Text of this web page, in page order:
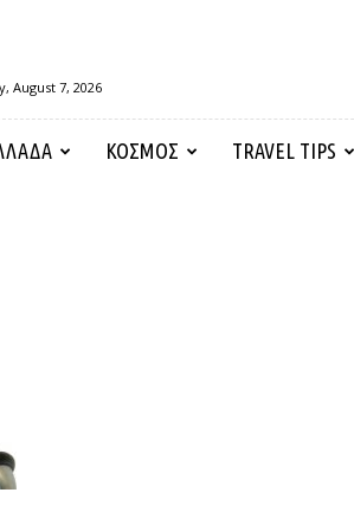
August 7, 2026
ΚΟΣΜΟΣ TRAVEL TIPS